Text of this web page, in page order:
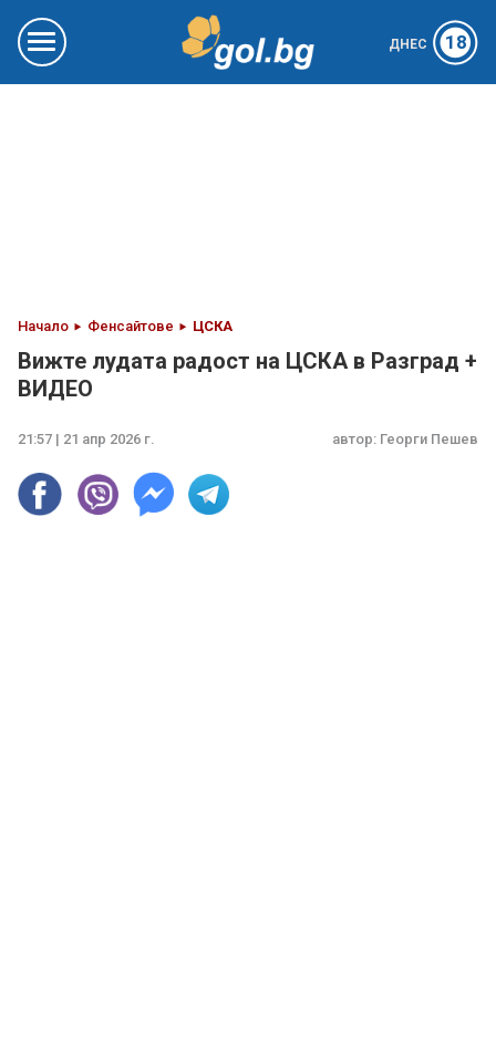
ДНЕС 18
Начало Фенсайтове ЦСКА
Вижте лудата радост на ЦСКА в Разград +
ВИДЕО
21:57 | 21 апр 2026 г. автор: Георги Пешев